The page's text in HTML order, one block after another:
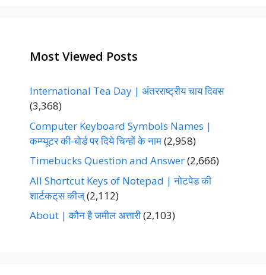
Most Viewed Posts
International Tea Day | अंतरराष्ट्रीय चाय दिवस
(3,368)
Computer Keyboard Symbols Names |
कम्प्यूटर की-बोर्ड पर दिये चिन्हों के नाम(2,958)
Timebucks Question and Answer(2,666)
All Shortcut Keys of Notepad | नोटपेड की
शार्टकट्‌स कीज्‌(2,112)
About | कौन है जमील अत्तारी(2,103)